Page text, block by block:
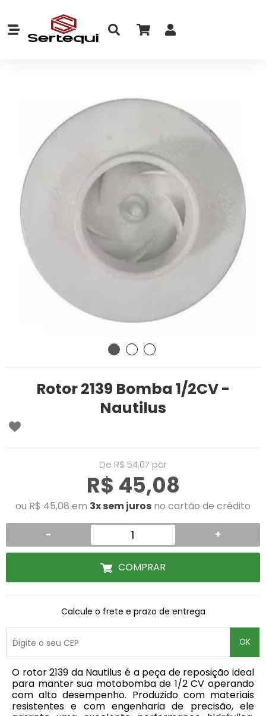
Rotor 2139 Bomba 1/2CV -
Nautilus
De R$ 54,07 por
R$ 45,08
ou R$ 45,08 em 3x sem juros no cartão de crédito
- +
COMPRAR
Calcule o frete e prazo de entrega
OK
O rotor 2139 da Nautilus é a peça de reposição ideal
para manter sua motobomba de 1/2 CV operando
com alto desempenho. Produzido com materiais
resistentes e com engenharia de precisão, ele